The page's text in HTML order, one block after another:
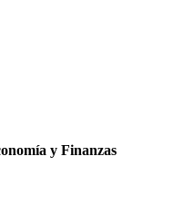
y Finanzas